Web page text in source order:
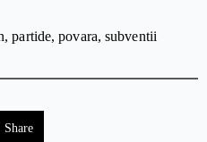
partide povara subventii
Share